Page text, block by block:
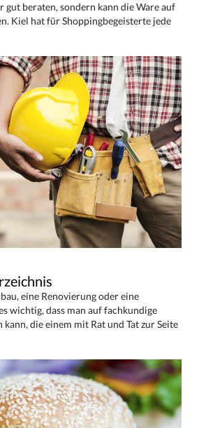
beraten, sondern kann die Ware auf
Kiel hat für Shoppingbegeisterte jede
eine Renovierung oder eine
wichtig, dass man auf fachkundige
die einem mit Rat und Tat zur Seite